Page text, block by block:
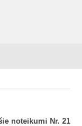
noteikumi Nr. 21